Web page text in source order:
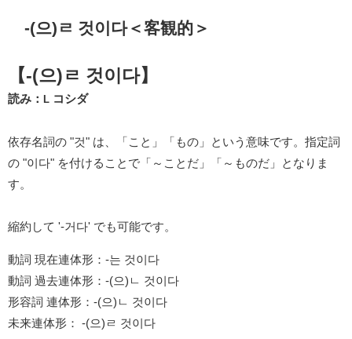
-(으)ㄹ 것이다＜客観的＞
【-(으)ㄹ 것이다】
読み： L コシダ
依存名詞の "것" は、「こと」「もの」という意味です。指定詞
の "이다" を付けることで「～ことだ」「～ものだ」となりま
す。
縮約して '-거다' でも可能です。
動詞 現在連体形：-는 것이다
動詞 過去連体形：-(으)ㄴ 것이다
形容詞 連体形：-(으)ㄴ 것이다
未来連体形： -(으)ㄹ 것이다